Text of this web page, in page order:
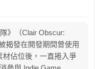
》（Clair Obscur:
揭發在開發期間曾使用
材佔位後，一直捲入爭